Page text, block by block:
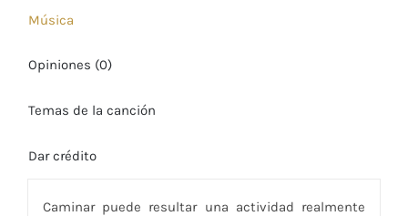
Música
Opiniones (0)
Temas de la canción
Dar crédito
Caminar puede resultar una actividad realmente